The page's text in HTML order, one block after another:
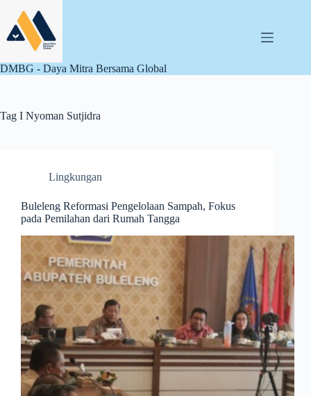
content
DMBG - Daya Mitra Bersama Global
Tag I Nyoman Sutjidra
Lingkungan
Buleleng Reformasi Pengelolaan Sampah, Fokus
pada Pemilahan dari Rumah Tangga